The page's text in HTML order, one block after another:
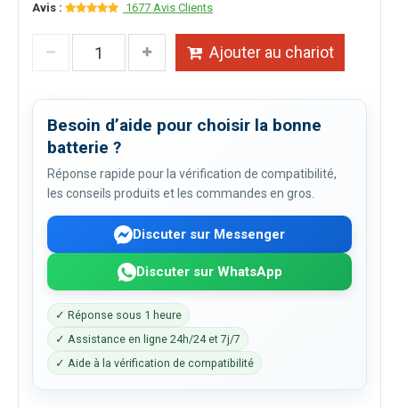
Avis : 1677 Avis Clients
Ajouter au chariot
Besoin d’aide pour choisir la bonne
batterie ?
Réponse rapide pour la vérification de compatibilité,
les conseils produits et les commandes en gros.
Discuter sur Messenger
Discuter sur WhatsApp
✓ Réponse sous 1 heure
✓ Assistance en ligne 24h/24 et 7j/7
✓ Aide à la vérification de compatibilité